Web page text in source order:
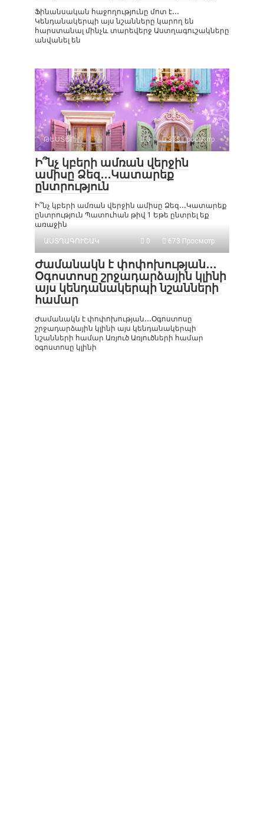
Ֆինանսական հաջողությունը մոտ է․․․
Կենդանակերպի այս նշանները կարող են
հարստանալ մինչև տարեվերջ Աստղագուշակները
անվանել են
ԹԵՍՏԵՐ 0 378 Просмотр
Ի՞նչ կբերի ամռան վերջին
ամիսը Ձեզ․․․Կատարեք
ընտրություն
Ի՞նչ կբերի ամռան վերջին ամիսը Ձեզ․․․Կատարեք
ընտրություն Պատուհան թիվ 1 Եթե ընտրել եք
առաջին
ԱՍՏՂԱԳՈՒՇԱԿ
0 673 Просмотр
Ժամանակն է փոփոխության․․․
Օգոստոսը շրջադարձային կլինի
այս կենդանակերպի նշանների
համար
Ժամանակն է փոփոխության․․․Օգոստոսը
շրջադարձային կլինի այս կենդանակերպի
նշանների համար Առյուծ Առյուծների համար
օգոստոսը կլինի